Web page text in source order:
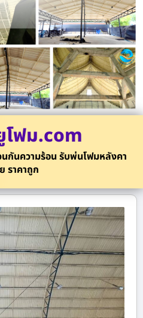
ฟม.com
กันความร้อน รับพ่นโฟมหลังคา
ราคาถูก